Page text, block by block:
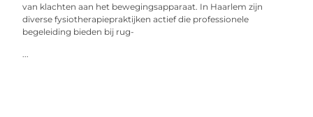
van klachten aan het bewegingsapparaat. In Haarlem zijn
diverse fysiotherapiepraktijken actief die professionele
begeleiding bieden bij rug-
...